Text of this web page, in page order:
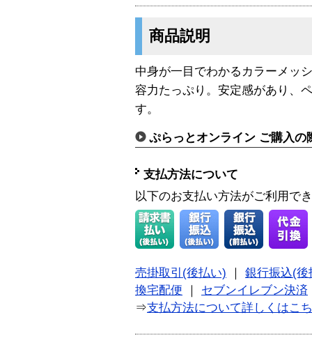
商品説明
中身が一目でわかるカラーメッ
容力たっぷり。安定感があり、
す。
ぷらっとオンライン ご購入の
支払方法について
以下のお支払い方法がご利用で
売掛取引(後払い)
銀行振込(後
換宅配便
セブンイレブン決済
⇒支払方法について詳しくはこ